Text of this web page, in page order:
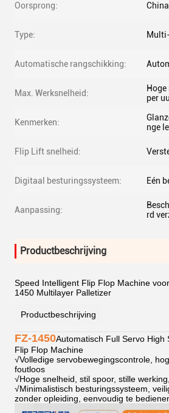
Oorsprong: China
Type:
Automatische rangschikking:
Max. Werksnelheid:
per
Kenmerken:
nge
Flip Lift snelheid:
Digitaal besturingssysteem: Eén
Aanpassing:
rd
Productbeschrijving
Speed Intelligent Flip Flop Machine
1450 Multilayer Palletizer
Productbeschrijving
FZ-1450Automatisch Full Servo High
Flip Flop Machine
√Volledige servobewegingscontrole,
foutloos
√Hoge snelheid, stil spoor, stille
√Minimalistisch besturingssysteem,
zonder opleiding, eenvoudig te